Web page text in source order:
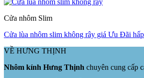
Cửa nhôm Slim
Cửa lùa nhôm slim không rây giá Ưu Đãi
VỀ HƯNG THỊNH
Nhôm kính Hưng Thịnh chuyên cung cấp